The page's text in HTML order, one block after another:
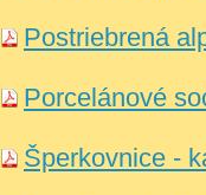
Postriebrená
Porcelánové
Šperkovnice -